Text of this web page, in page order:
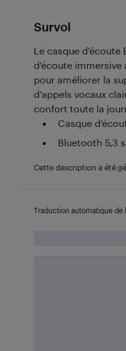
Survol
Le casque d'écoute
d'écoute immersive
pour améliorer la
d'appels vocaux
confort toute la
Casque
Bluetooth 5,3
Cette description a été
Traduction automatique de